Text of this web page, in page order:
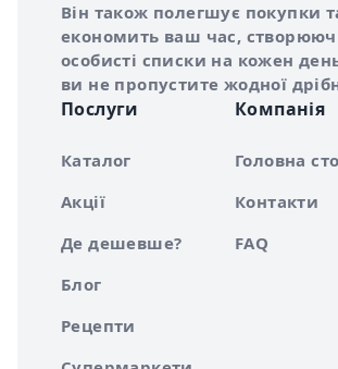
Він також полегшує покупки
економить ваш час,
особисті списки на кожен
ви не пропустите жодної
Послуги
Каталог
Акції
Де дешевше?
Блог
Рецепти
Компанія
Головна
Контакти
FAQ